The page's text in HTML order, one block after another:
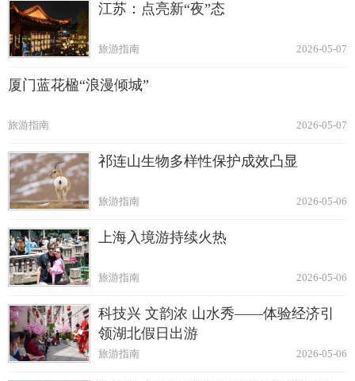
江苏：点亮新“夜”态
2026-05-07
旅游指南
厦门蓝花楹“浪漫倾城”
2026-05-07
旅游指南
祁连山生物多样性保护成效凸显
2026-05-06
旅游指南
上海入境游持续火热
2026-05-06
旅游指南
科技兴 文韵浓 山水秀——体验经济引
领湖北假日出游
2026-05-06
旅游指南